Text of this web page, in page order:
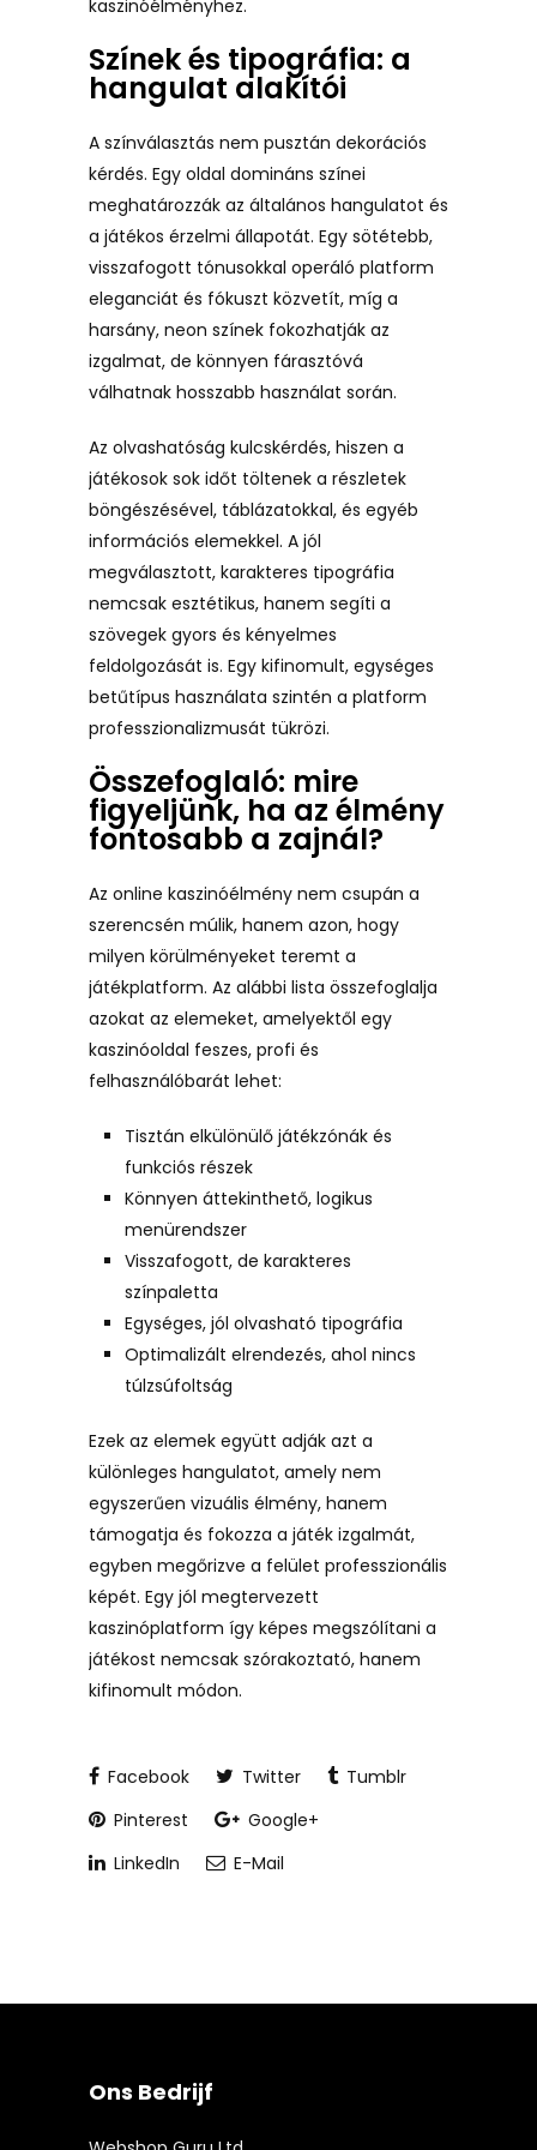
kaszinóélményhez.
Színek és tipográfia: a
hangulat alakítói
A színválasztás nem pusztán dekorációs
kérdés. Egy oldal domináns színei
meghatározzák az általános hangulatot és
a játékos érzelmi állapotát. Egy sötétebb,
visszafogott tónusokkal operáló platform
eleganciát és fókuszt közvetít, míg a
harsány, neon színek fokozhatják az
izgalmat, de könnyen fárasztóvá
válhatnak hosszabb használat során.
Az olvashatóság kulcskérdés, hiszen a
játékosok sok időt töltenek a részletek
böngészésével, táblázatokkal, és egyéb
információs elemekkel. A jól
megválasztott, karakteres tipográfia
nemcsak esztétikus, hanem segíti a
szövegek gyors és kényelmes
feldolgozását is. Egy kifinomult, egységes
betűtípus használata szintén a platform
professzionalizmusát tükrözi.
Összefoglaló: mire
figyeljünk, ha az élmény
fontosabb a zajnál?
Az online kaszinóélmény nem csupán a
szerencsén múlik, hanem azon, hogy
milyen körülményeket teremt a
játékplatform. Az alábbi lista összefoglalja
azokat az elemeket, amelyektől egy
kaszinóoldal feszes, profi és
felhasználóbarát lehet:
Tisztán elkülönülő játékzónák és
funkciós részek
Könnyen áttekinthető, logikus
menürendszer
Visszafogott, de karakteres
színpaletta
Egységes, jól olvasható tipográfia
Optimalizált elrendezés, ahol nincs
túlzsúfoltság
Ezek az elemek együtt adják azt a
különleges hangulatot, amely nem
egyszerűen vizuális élmény, hanem
támogatja és fokozza a játék izgalmát,
egyben megőrizve a felület professzionális
képét. Egy jól megtervezett
kaszinóplatform így képes megszólítani a
játékost nemcsak szórakoztató, hanem
kifinomult módon.
Facebook Twitter
Tumblr
Pinterest
Google+
LinkedIn
E-Mail
Ons Bedrijf